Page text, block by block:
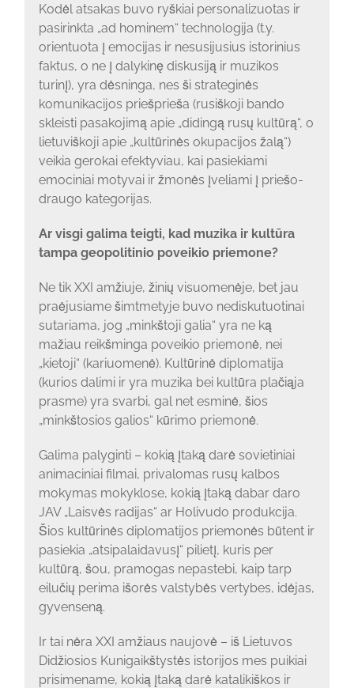
Kodėl atsakas buvo ryškiai personalizuotas ir
pasirinkta „ad hominem“ technologija (t.y.
orientuota į emocijas ir nesusijusius istorinius
faktus, o ne į dalykinę diskusiją ir muzikos
turinį), yra dėsninga, nes ši strateginės
komunikacijos priešprieša (rusiškoji bando
skleisti pasakojimą apie „didingą rusų kultūrą“, o
lietuviškoji apie „kultūrinės okupacijos žalą“)
veikia gerokai efektyviau, kai pasiekiami
emociniai motyvai ir žmonės įveliami į priešo-
draugo kategorijas.
Ar visgi galima teigti, kad muzika ir kultūra
tampa geopolitinio poveikio priemone?
Ne tik XXI amžiuje, žinių visuomenėje, bet jau
praėjusiame šimtmetyje buvo nediskutuotinai
sutariama, jog „minkštoji galia“ yra ne ką
mažiau reikšminga poveikio priemonė, nei
„kietoji“ (kariuomenė). Kultūrinė diplomatija
(kurios dalimi ir yra muzika bei kultūra plačiąja
prasme) yra svarbi, gal net esminė, šios
„minkštosios galios“ kūrimo priemonė.
Galima palyginti – kokią įtaką darė sovietiniai
animaciniai filmai, privalomas rusų kalbos
mokymas mokyklose, kokią įtaką dabar daro
JAV „Laisvės radijas“ ar Holivudo produkcija.
Šios kultūrinės diplomatijos priemonės būtent ir
pasiekia „atsipalaidavusį“ pilietį, kuris per
kultūrą, šou, pramogas nepastebi, kaip tarp
eilučių perima išorės valstybės vertybes, idėjas,
gyvenseną.
Ir tai nėra XXI amžiaus naujovė – iš Lietuvos
Didžiosios Kunigaikštystės istorijos mes puikiai
prisimename, kokią įtaką darė katalikiškos ir